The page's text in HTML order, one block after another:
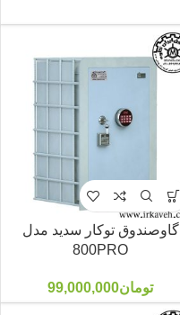
گاوصندوق توکار سدید مدل
800PRO
تومان99,000,000